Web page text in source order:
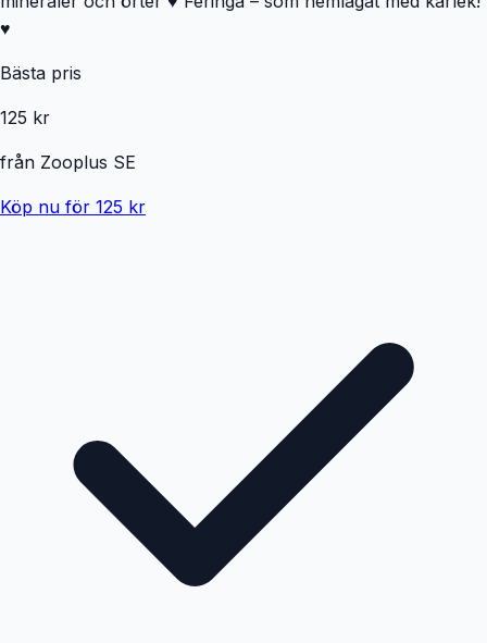
♥️
Bästa pris
125 kr
från Zooplus SE
Köp nu för 125 kr